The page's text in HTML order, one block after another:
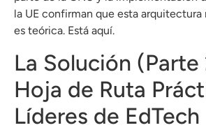
la UE confirman que esta arquitectura
es teórica. Está aquí.
La Solución (Parte
Hoja de Ruta
Líderes de EdTech